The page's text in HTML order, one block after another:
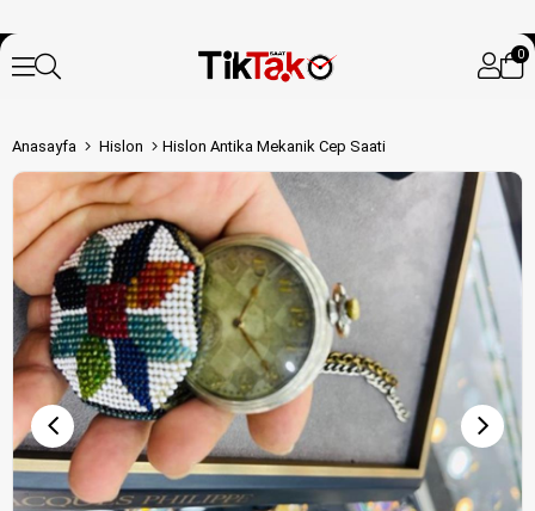
0
Anasayfa Hislon Hislon Antika Mekanik Cep Saati